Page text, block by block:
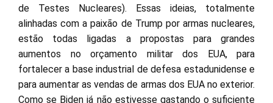
de Testes Nucleares). Essas ideias, totalmente
alinhadas com a paixão de Trump por armas nucleares,
estão todas ligadas a propostas para grandes
aumentos no orçamento militar dos EUA, para
fortalecer a base industrial de defesa estadunidense e
para aumentar as vendas de armas dos EUA no exterior.
Como se Biden já não estivesse gastando o suficiente